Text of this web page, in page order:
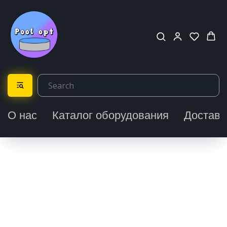
О нас Каталог оборудования